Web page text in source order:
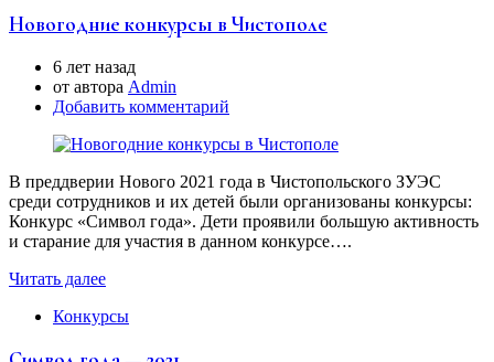
Новогодние конкурсы в Чистополе
6 лет назад
от автора Аdmin
Добавить комментарий
В преддверии Нового 2021 года в Чистопольского ЗУЭС
среди сотрудников и их детей были организованы конкурсы:
Конкурс «Символ года». Дети проявили большую активность
и старание для участия в данном конкурсе….
Читать далее
Конкурсы